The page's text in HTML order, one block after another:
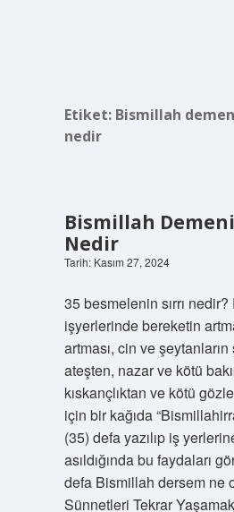
Etiket: Bismillah
nedir
Bismillah
Nedir
Tarih: Kasım 27, 2024
35 besmelenin sırrı nedir?
işyerlerinde bereketin
artması, cin ve
ateşten, nazar ve kötü
kıskançlıktan ve kötü
için bir kağıda
(35) defa yazılıp iş
asıldığında bu faydaları
defa Bismillah dersem ne
Sünnetleri Tekrar